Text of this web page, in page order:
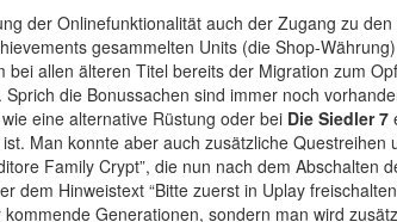
der Onlinefunktionalität auch der Zugang zu
gesammelten Units (die Shop-
allen älteren Titel bereits der Migration zum
die Bonussachen sind immer noch
eine alternative Rüstung oder bei Die Siedler 7
Man konnte aber auch zusätzliche Questreihen
Family Crypt”, die nun nach dem Abschalten
dem Hinweistext “Bitte zuerst in Uplay
Generationen, sondern man wird